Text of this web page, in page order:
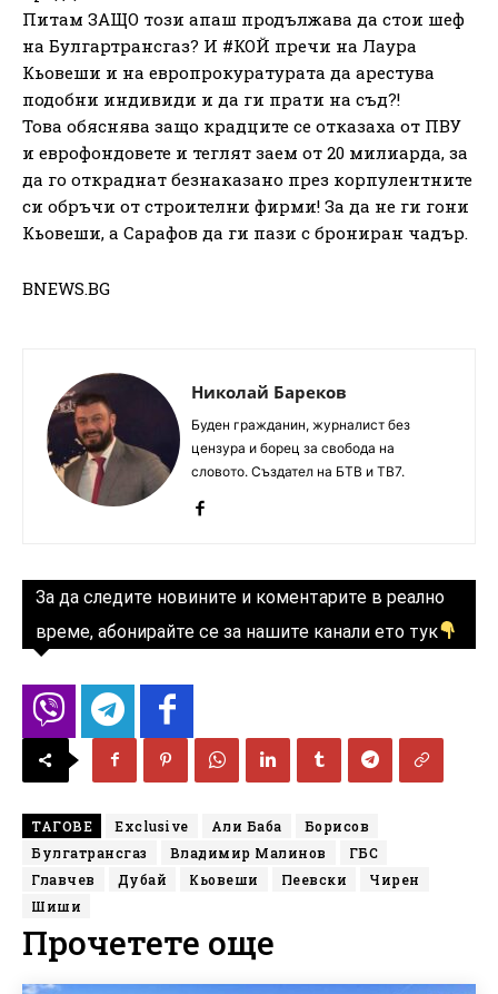
Питам ЗАЩО този апаш продължава да стои шеф
на Булгартрансгаз? И #КОЙ пречи на Лаура
Кьовеши и на европрокуратурата да арестува
подобни индивиди и да ги прати на съд?!
Това обяснява защо крадците се отказаха от ПВУ
и еврофондовете и теглят заем от 20 милиарда, за
да го откраднат безнаказано през корпулентните
си обръчи от строителни фирми! За да не ги гони
Кьовеши, а Сарафов да ги пази с брониран чадър.
BNEWS.BG
Николай Бареков
Буден гражданин, журналист без
цензура и борец за свобода на
словото. Създател на БТВ и ТВ7.
За да следите новините и коментарите в реално
време, абонирайте се за нашите канали ето тук
ТАГОВЕ Exclusive Али Баба
Борисов
Булгатрансгаз
Владимир Малинов
ГБС
Главчев
Дубай Кьовеши Пеевски
Чирен
Шиши
Прочетете още